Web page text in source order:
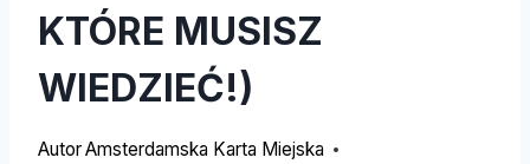
KTÓRE MUSISZ
WIEDZIEĆ!)
AutorAmsterdamska Karta Miejska